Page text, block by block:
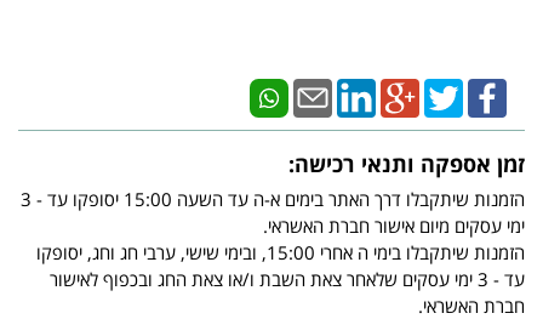
זמן אספקה ותנאי רכישה:
הזמנות שיתקבלו דרך האתר בימים א-ה עד השעה 15:00 יסופקו עד - 3
ימי עסקים מיום אישור חברת האשראי.
הזמנות שיתקבלו בימי ה אחרי 15:00, ובימי שישי, ערבי חג וחג, יסופקו
עד - 3 ימי עסקים שלאחר צאת השבת ו/או צאת החג ובכפוף לאישור
חברת האשראי.